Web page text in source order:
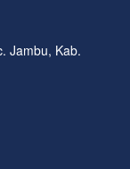
Jambu, Kab.